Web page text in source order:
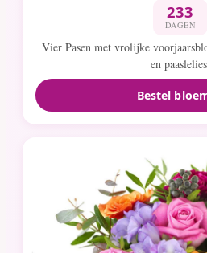
233
DAGEN
Vier Pasen met vrolijke
en
Bestel